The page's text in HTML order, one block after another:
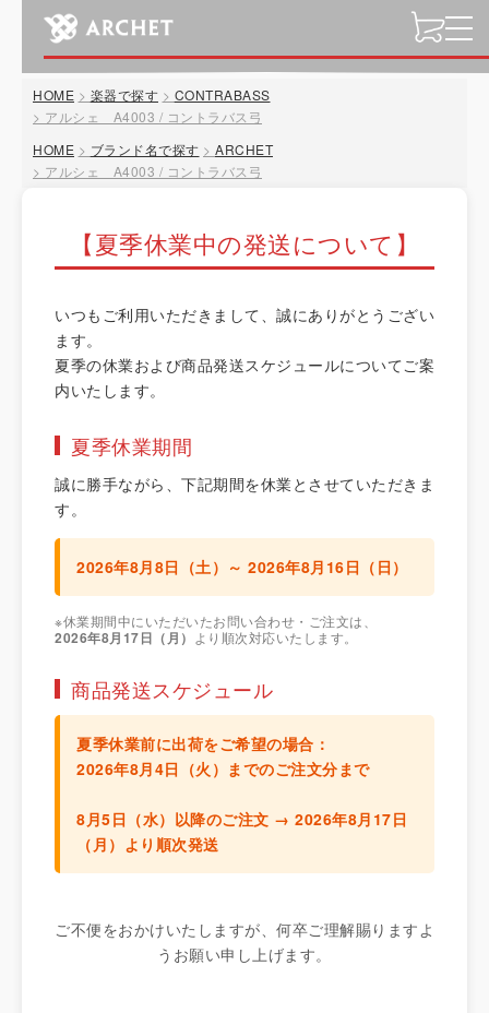
t
o
g
HOME 楽器で探す
CONTRABASS
アルシェ A4003 / コントラバス弓
HOME
ブランド名で探す
ARCHET
アルシェ A4003 / コントラバス弓
【夏季休業中の発送について】
いつもご利用いただきまして、誠にありがとうござい
ます。
夏季の休業および商品発送スケジュールについてご案
内いたします。
夏季休業期間
誠に勝手ながら、下記期間を休業とさせていただきま
す。
2026年8月8日（土）～ 2026年8月16日（日）
※休業期間中にいただいたお問い合わせ・ご注文は、
2026年8月17日（月） より順次対応いたします。
商品発送スケジュール
夏季休業前に出荷をご希望の場合：
2026年8月4日（火）までのご注文分まで
8月5日（水）以降のご注文 → 2026年8月17日
（月）より順次発送
ご不便をおかけいたしますが、何卒ご理解賜りますよ
うお願い申し上げます。